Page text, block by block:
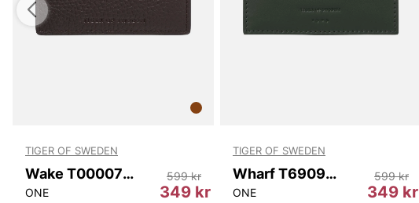
TIGER OF SWEDEN
Wake T00007 10N
ONE 349 kr
599 kr
TIGER OF SWEDEN
Wharf T69097 403
ONE 349 kr
599 kr